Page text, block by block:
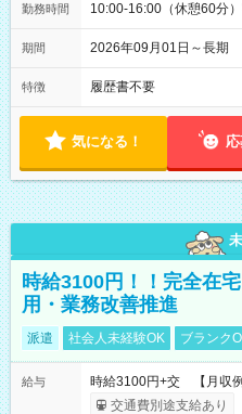
勤務時間 10:00-16:00（休憩60分
期間 2026年09月01日～長
特徴 履歴書不要
気になる！
時給3100円！！完全在
用・業務改善推進
派遣 社会人未経験OK ブランク
給与
時給3100円+交 【月収
交通費別途支給あり